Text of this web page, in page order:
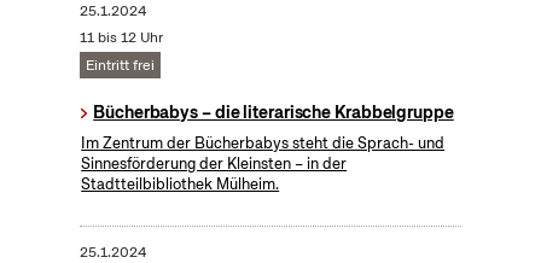
25.1.2024
11 bis 12 Uhr
Eintritt frei
Bücherbabys – die literarische Krabbelgruppe
Im Zentrum der Bücherbabys steht die Sprach- und
Sinnesförderung der Kleinsten – in der
Stadtteilbibliothek Mülheim.
25.1.2024